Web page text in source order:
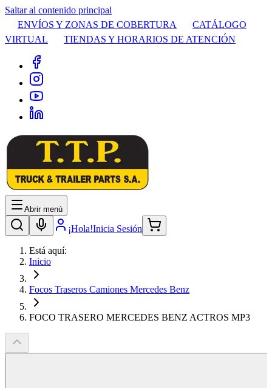
Saltar al contenido principal
ENVÍOS Y ZONAS DE COBERTURA
CATÁLOGO
VIRTUAL
TIENDAS Y HORARIOS DE ATENCIÓN
Abrir menú
¡Hola!Inicia Sesión
Está aquí:
Inicio
Focos Traseros Camiones Mercedes Benz
FOCO TRASERO MERCEDES BENZ ACTROS MP3